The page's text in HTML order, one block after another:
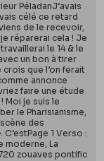
PéladanJ’avais
célé ce retard
de le recevoir,
réparerai cela ! Je
le 14 & le
un bon à tirer
que l’on ferait
annonce
faire une étude
Moi je suis le
le Pharisianisme,
des
1 Verso :
moderne, La
zouaves pontific